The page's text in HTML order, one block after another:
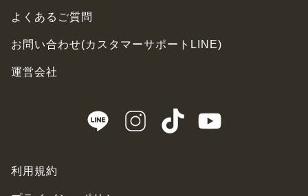
よくあるご質問
お問い合わせ(カスタマーサポートLINE)
運営会社
利用規約